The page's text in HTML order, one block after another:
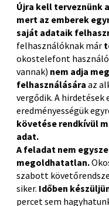
Újra kell terveznünk
mert az emberek
saját adataik
felhasználóknak már
okostelefont
vannak) nem adja
felhasználására az
vergődik. A hirdetések
eredményességük
követése rendkívül
adat.
A feladat nem
megoldhatatlan.
szabott
siker. Időben
percet sem